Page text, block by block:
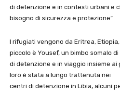
di detenzione e in contesti urbani e
bisogno di sicurezza e protezione”.
I rifugiati vengono da Eritrea, Etiopia,
piccolo è Yousef, un bimbo somalo
di detenzione e in viaggio insieme
loro è stata a lungo trattenuta nei
centri di detenzione in Libia, alcuni